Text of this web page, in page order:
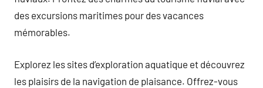
des excursions maritimes pour des vacances
mémorables.
Explorez les sites d’exploration aquatique et découvrez
les plaisirs de la navigation de plaisance. Offrez-vous